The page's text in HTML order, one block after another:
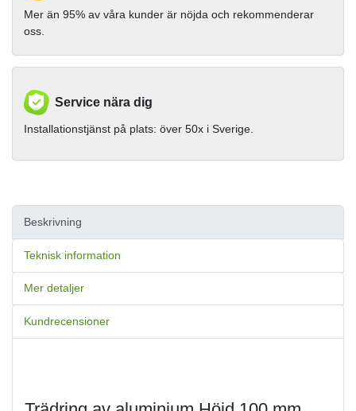
Mer än 95% av våra kunder är nöjda och rekommenderar
oss.
Service nära dig
Installationstjänst på plats: över 50x i Sverige.
Beskrivning
Teknisk information
Mer detaljer
Kundrecensioner